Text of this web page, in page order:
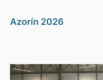
Azorín 2026